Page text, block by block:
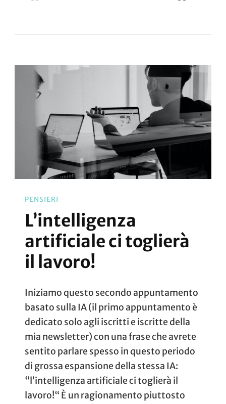
PENSIERI
L’intelligenza
artificiale ci toglierà
il lavoro!
Iniziamo questo secondo appuntamento
basato sulla IA (il primo appuntamento è
dedicato solo agli iscritti e iscritte della
mia newsletter) con una frase che avrete
sentito parlare spesso in questo periodo
di grossa espansione della stessa IA:
“l’intelligenza artificiale ci toglierà il
lavoro!“ È un ragionamento piuttosto